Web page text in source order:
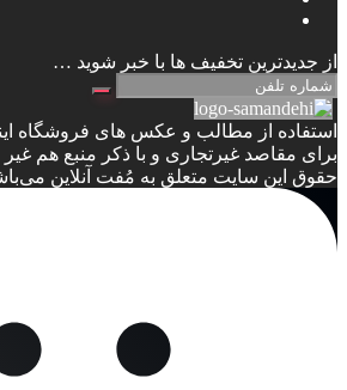
از جدیدترین تخفیف ها با خبر شوید …
استفاده از مطالب و عکس های فروشگاه
برای مقاصد غیرتجاری و با ذکر منبع هم
حقوق این سایت متعلق به مُفت آنلاین